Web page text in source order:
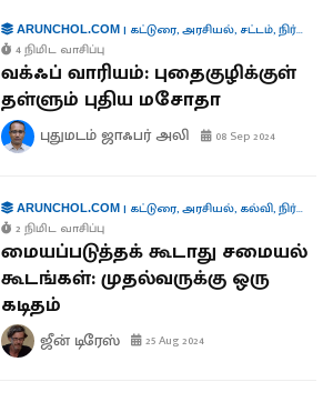
ARUNCHOL.COM| கட்டுரை,அரசியல், சட்டம்,நிர்வாகம்
4 நிமிட வாசிப்பு
வக்ஃப் வாரியம்: புதைகுழிக்குள்
தள்ளும் புதிய மசோதா
புதுமடம் ஜாஃபர் அலி 08 Sep 2024
ARUNCHOL.COM| கட்டுரை,அரசியல், கல்வி,நிர்வாகம்
2 நிமிட வாசிப்பு
மையப்படுத்தக் கூடாது சமையல்
கூடங்கள்: முதல்வருக்கு ஒரு
கடிதம்
ஜீன் டிரேஸ் 25 Aug 2024